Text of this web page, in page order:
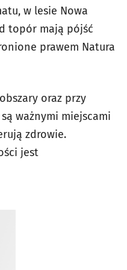
w lesie Nowa
topór mają pójść
prawem Natura
oraz przy
ważnymi miejscami
zdrowie.
jest